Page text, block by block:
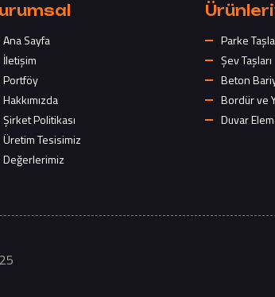
Ana Sayfa
İletişim
Portföy
Hakkımızda
Şirket Politikası
Üretim Tesisimiz
Değerlerimiz
Parke
Şev Taşları
Beton
Bordür ve
Duvar